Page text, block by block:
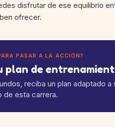
disfrutar de ese equilibrio
ofrecer.
PASAR A LA ACCIÓN?
plan de
reciba un plan adaptado
de esta carrera.